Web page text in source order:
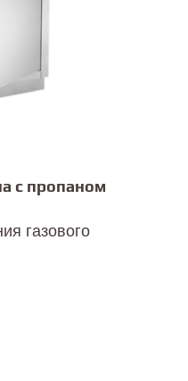
с пропаном
газового